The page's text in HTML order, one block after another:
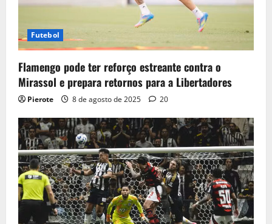
Futebol
Flamengo pode ter reforço estreante contra o
Mirassol e prepara retornos para a Libertadores
Pierote 8 de agosto de 2025 20